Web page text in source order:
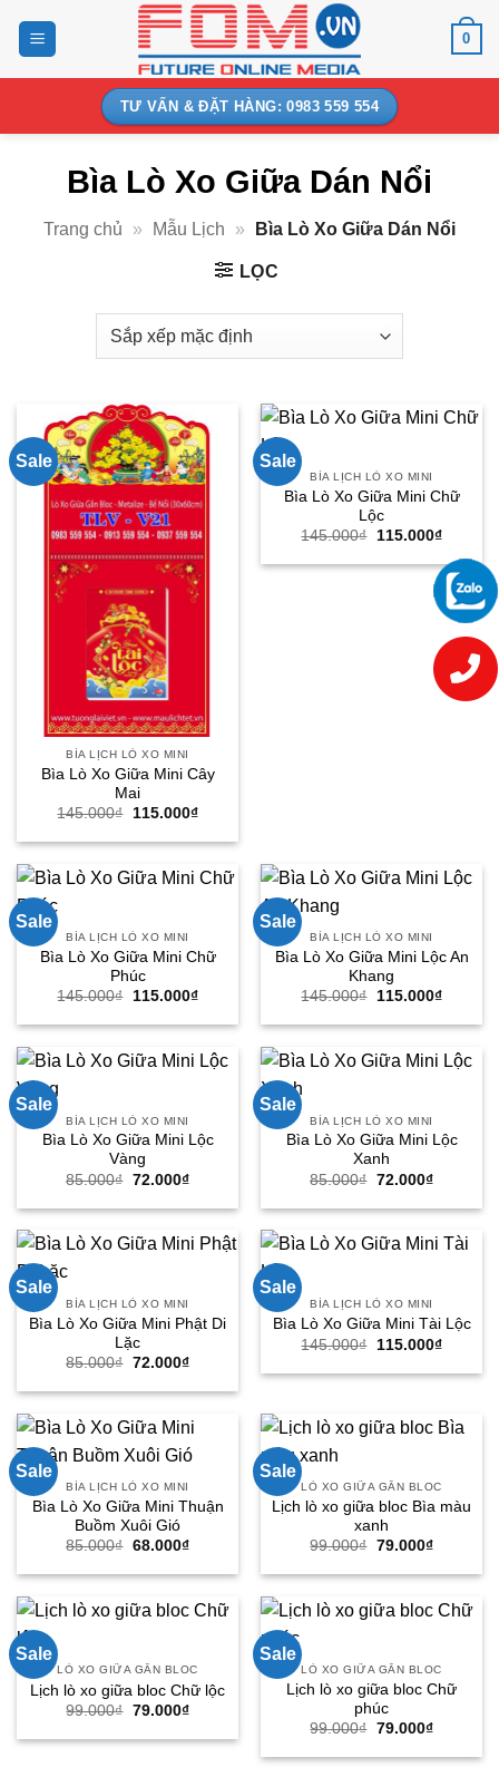
0
TƯ VẤN & ĐẶT HÀNG: 0983 559 554
Bìa Lò Xo Giữa Dán Nổi
Trang chủ » Mẫu Lịch » Bìa Lò Xo Giữa Dán Nổi
LỌC
Sale
BÌA LỊCH LÒ XO MINI
Bìa Lò Xo Giữa Mini Cây
Mai
145.000₫
Giá
là:
115.000₫Giá
tại
115.000₫.
Sale
BÌA LỊCH LÒ XO MINI
Bìa Lò Xo Giữa Mini Chữ
Lộc
145.000₫
Giá
là:
145.000₫.
115.000₫Giá
tại
là:
Sale
BÌA LỊCH LÒ XO MINI
Bìa Lò Xo Giữa Mini Chữ
Phúc
145.000₫
Giá
là:
115.000₫Giá
tại
115.000₫.
Sale
BÌA LỊCH LÒ XO MINI
Bìa Lò Xo Giữa Mini Lộc An
Khang
145.000₫
Giá
là:
115.000₫Giá
tại
Sale
BÌA LỊCH LÒ XO MINI
Bìa Lò Xo Giữa Mini Lộc
Vàng
85.000₫ Giá
là:
72.000₫Giá
tại
72.000₫.
Sale
BÌA LỊCH LÒ XO MINI
Bìa Lò Xo Giữa Mini Lộc
Xanh
85.000₫ Giá
là:
72.000₫Giá
tại
72.000₫.
Sale
BÌA LỊCH LÒ XO MINI
Bìa Lò Xo Giữa Mini Phật Di
Lặc
85.000₫ Giá
là:
72.000₫Giá
tại
72.000₫.
Sale
BÌA LỊCH LÒ XO MINI
Bìa Lò Xo Giữa Mini Tài Lộc
145.000₫
Giá
là:
115.000₫Giá
tại
Sale
BÌA LỊCH LÒ XO MINI
Bìa Lò Xo Giữa Mini Thuận
Buồm Xuôi Gió
85.000₫ Giá
là:
68.000₫Giá
tại
68.000₫.
Sale
LÒ XO GIỮA GẮN BLOC
Lịch lò xo giữa bloc Bìa màu
xanh
99.000₫ Giá
là:
79.000₫Giá
tại
79.000₫.
Sale
LÒ XO GIỮA GẮN BLOC
Lịch lò xo giữa bloc Chữ lộc
99.000₫ Giá
là:
79.000₫Giá
tại
Sale
LÒ XO GIỮA GẮN BLOC
Lịch lò xo giữa bloc Chữ
phúc
99.000₫ Giá
là:
79.000₫Giá
tại